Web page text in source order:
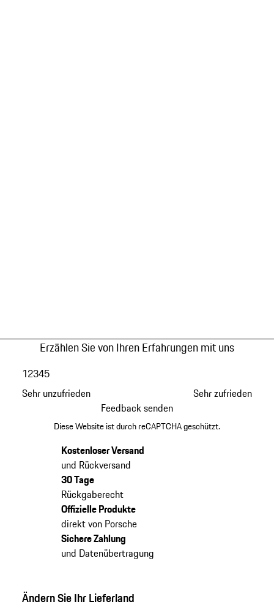
Erzählen Sie von Ihren Erfahrungen mit uns
Sehr unzufrieden
12345
Sehr zufrieden
Feedback senden
Diese Website ist durch reCAPTCHA geschützt.
Kostenloser Versand
und Rückversand
30 Tage
Rückgaberecht
Offizielle Produkte
direkt von Porsche
Sichere Zahlung
und Datenübertragung
Ändern Sie Ihr Lieferland